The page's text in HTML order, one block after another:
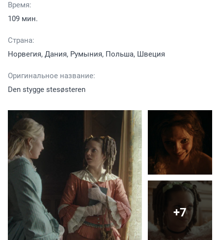
Время:
109 мин.
Страна:
Норвегия, Дания, Румыния, Польша, Швеция
Оригинальное название:
Den stygge stesøsteren
+7